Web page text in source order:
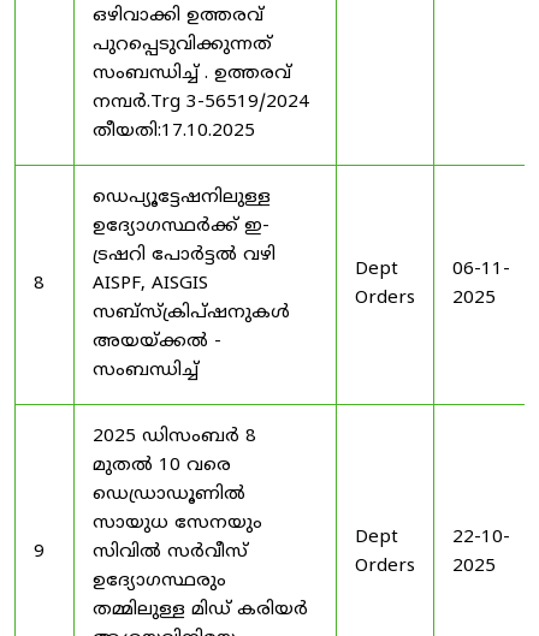
ഒഴിവാക്കി ഉത്തരവ്
പുറപ്പെടുവിക്കുന്നത്
സംബന്ധിച്ച് . ഉത്തരവ്
നമ്പർ.Trg 3-56519/2024
തീയതി:17.10.2025
8
ഡെപ്യൂട്ടേഷനിലുള്ള
ഉദ്യോഗസ്ഥർക്ക് ഇ-
ട്രഷറി പോർട്ടൽ വഴി
AISPF, AISGIS
സബ്‌സ്‌ക്രിപ്‌ഷനുകൾ
അയയ്ക്കൽ -
സംബന്ധിച്ച്
Dept
Orders
06-11-
2025
9
2025 ഡിസംബർ 8
മുതൽ 10 വരെ
ഡെഡ്രാഡൂണിൽ
സായുധ സേനയും
സിവിൽ സർവീസ്
ഉദ്യോഗസ്ഥരും
തമ്മിലുള്ള മിഡ് കരിയർ
Dept
Orders
22-10-
2025